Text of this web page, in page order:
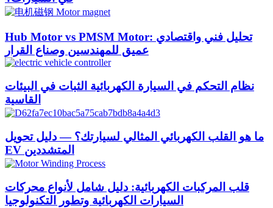
Hub Motor vs PMSM Motor: تحليل فني واقتصادي
عميق للمهندسين وصناع القرار
نظام التحكم في السيارة الكهربائية الثبات في البيئات
القاسية
ما هو القلب الكهربائي المثالي لسيارتك؟ — دليل تحويل
EV المتشددين
قلب المركبات الكهربائية: دليل شامل لأنواع محركات
السيارات الكهربائية وتطور التكنولوجيا